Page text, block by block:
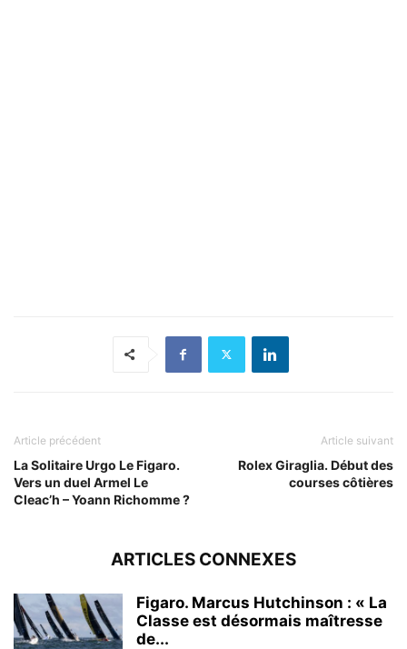
Article précédent
La Solitaire Urgo Le Figaro.
Vers un duel Armel Le
Cleac’h – Yoann Richomme ?
Article suivant
Rolex Giraglia. Début des
courses côtières
ARTICLES CONNEXES
Figaro. Marcus Hutchinson : « La
Classe est désormais maîtresse
de...